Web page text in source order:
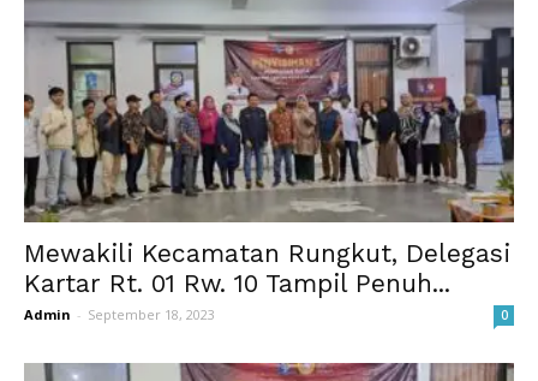
Mewakili Kecamatan Rungkut, Delegasi
Kartar Rt. 01 Rw. 10 Tampil Penuh...
Admin - September 18, 2023 0